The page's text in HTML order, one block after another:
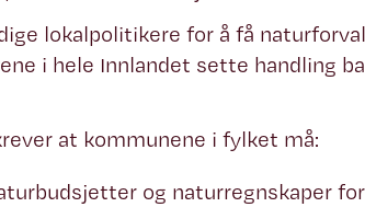
lokalpolitikere for å få
i hele Innlandet sette handling
at kommunene i fylket må:
og naturregnskaper